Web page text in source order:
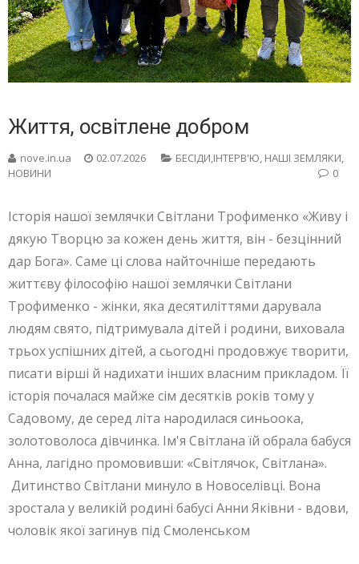
Життя, освітлене добром
nove.in.ua 02.07.2026 БЕСIДИ,ІНТЕРВ'Ю НАШІ ЗЕМЛЯКИ
НОВИНИ
0
Історія нашої землячки Світлани Трофименко «Живу і
дякую Творцю за кожен день життя, він - безцінний
дар Бога». Саме ці слова найточніше передають
життєву філософію нашої землячки Світлани
Трофименко - жінки, яка десятиліттями дарувала
людям свято, підтримувала дітей і родини, виховала
трьох успішних дітей, а сьогодні продовжує творити,
писати вірші й надихати інших власним прикладом. Її
історія почалася майже сім десятків років тому у
Садовому, де серед літа народилася синьоока,
золотоволоса дівчинка. Ім'я Світлана їй обрала бабуся
Анна, лагідно промовивши: «Світлячок, Світлана».
Дитинство Світлани минуло в Новоселівці. Вона
зростала у великій родині бабусі Анни Яківни - вдови,
чоловік якої загинув під Смоленськом